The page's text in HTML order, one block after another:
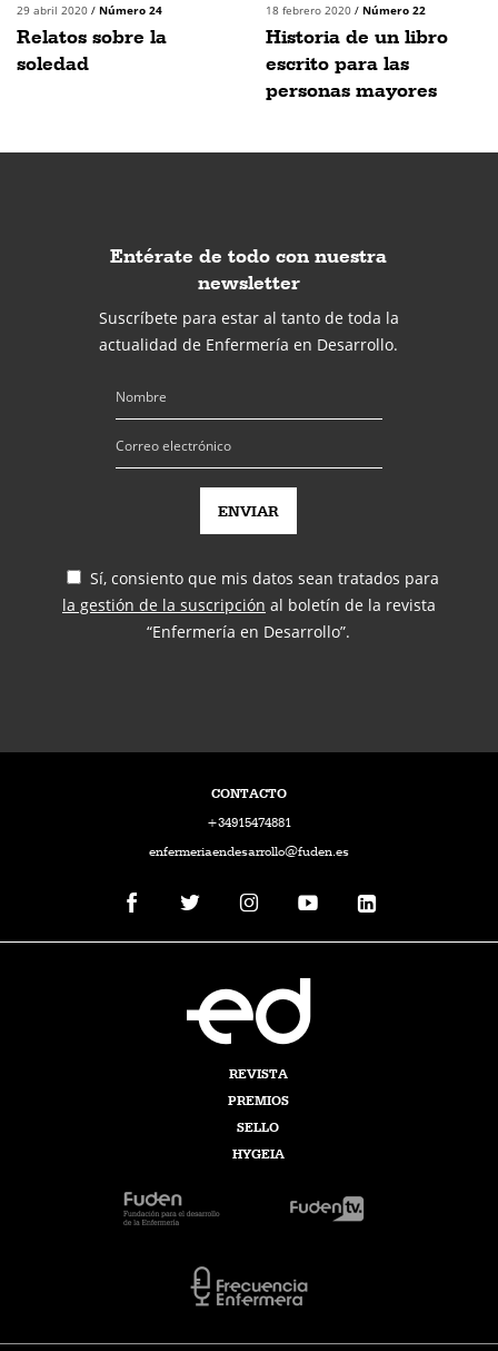
29 abril 2020 / Número 24
Relatos sobre la
soledad
18 febrero 2020 / Número 22
Historia de un libro
escrito para las
personas mayores
Entérate de todo con nuestra
newsletter
Suscríbete para estar al tanto de toda la
actualidad de Enfermería en Desarrollo.
Sí, consiento que mis datos sean tratados para
la gestión de la suscripción al boletín de la revista
“Enfermería en Desarrollo”.
CONTACTO
+34915474881
enfermeriaendesarrollo@fuden.es
REVISTA
PREMIOS
SELLO
HYGEIA